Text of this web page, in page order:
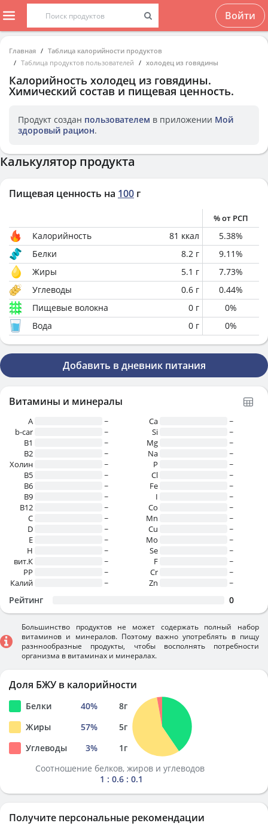
Войти
Главная
Таблица калорийности продуктов
Таблица продуктов пользователей
холодец из говядины
Калорийность холодец из говядины.
Химический состав и пищевая ценность.
Продукт создан пользователем в приложении Мой
здоровый рацион.
Калькулятор продукта
Пищевая ценность на 100 г
% от РСП
Калорийность 81 ккал 5.38%
Белки
8.2 г 9.11%
Жиры
5.1 г 7.73%
Углеводы
0.6 г 0.44%
Пищевые волокна
0 г 0%
Вода
0 г 0%
Добавить в дневник питания
Витамины и минералы
A
~
b-car
~
В1
~
B2
~
Холин
~
B5
~
B6
~
B9
~
B12
~
C
~
D
~
E
~
H
~
вит.К
~
PP
~
Калий
~
Ca
~
Si
~
Mg
~
Na
~
P
~
Cl
~
Fe
~
I
~
Co
~
Mn
~
Cu
~
Mo
~
Se
~
F
~
Cr
~
Zn
~
Рейтинг 0
Большинство продуктов не может содержать полный набор
витаминов и минералов. Поэтому важно употреблять в пищу
разннообразные продукты, чтобы восполнять потребности
организма в витаминах и минералах.
Доля БЖУ в калорийности
Белки 40% 8г
Жиры
57% 5г
Углеводы
3% 1г
Соотношение белков, жиров и углеводов
1 : 0.6 : 0.1
Получите персональные рекомендации